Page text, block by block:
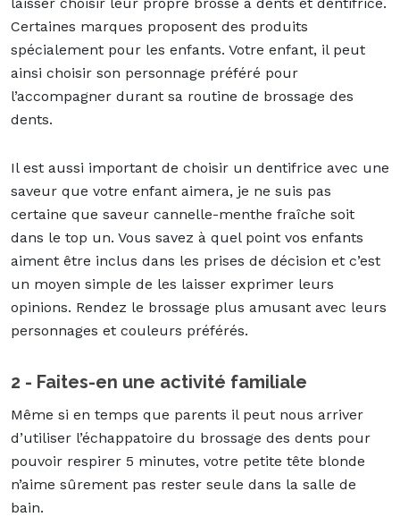
Certaines marques proposent des produits
spécialement pour les enfants. Votre enfant, il peut
ainsi choisir son personnage préféré pour
l’accompagner durant sa routine de brossage des
dents.
Il est aussi important de choisir un dentifrice avec une
saveur que votre enfant aimera, je ne suis pas
certaine que saveur cannelle-menthe fraîche soit
dans le top un. Vous savez à quel point vos enfants
aiment être inclus dans les prises de décision et c’est
un moyen simple de les laisser exprimer leurs
opinions. Rendez le brossage plus amusant avec leurs
personnages et couleurs préférés.
2 - Faites-en une activité familiale
Même si en temps que parents il peut nous arriver
d’utiliser l’échappatoire du brossage des dents pour
pouvoir respirer 5 minutes, votre petite tête blonde
n’aime sûrement pas rester seule dans la salle de
bain.